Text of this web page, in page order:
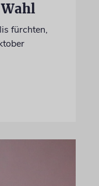
fürchten,